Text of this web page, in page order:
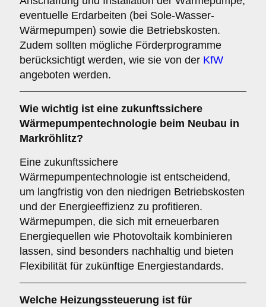
eventuelle Erdarbeiten (bei Sole-Wasser-
Wärmepumpen) sowie die Betriebskosten.
Zudem sollten mögliche Förderprogramme
berücksichtigt werden, wie sie von der KfW
angeboten werden.
Wie wichtig ist eine zukunftssichere
Wärmepumpentechnologie beim Neubau in
Markröhlitz?
Eine zukunftssichere
Wärmepumpentechnologie ist entscheidend,
um langfristig von den niedrigen Betriebskosten
und der Energieeffizienz zu profitieren.
Wärmepumpen, die sich mit erneuerbaren
Energiequellen wie Photovoltaik kombinieren
lassen, sind besonders nachhaltig und bieten
Flexibilität für zukünftige Energiestandards.
Welche Heizungssteuerung ist für